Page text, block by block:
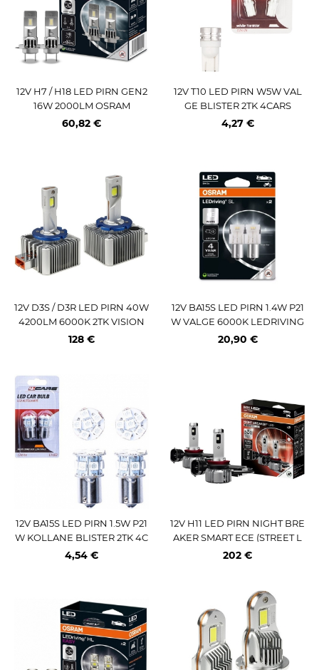
12V H7 / H18 LED PIRN GEN2
16W 2000LM OSRAM
60,82 €
12V T10 LED PIRN W5W VAL
GE BLISTER 2TK 4CARS
4,27 €
12V D3S / D3R LED PIRN 40W
4200LM 6000K 2TK VISION
128 €
12V BA15S LED PIRN 1.4W P21
W VALGE 6000K LEDRIVING
SL BLISTER 2TK OSRAM
20,90 €
12V BA15S LED PIRN 1.5W P21
W KOLLANE BLISTER 2TK 4C
ARS
4,54 €
12V H11 LED PIRN NIGHT BRE
AKER SMART ECE (STREET L
EGAL*1) 14W 1350LM OSRAM
202 €